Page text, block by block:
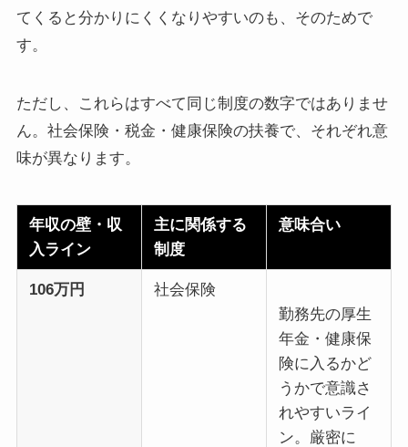
てくると分かりにくくなりやすいのも、そのためで
す。
ただし、これらはすべて同じ制度の数字ではありませ
ん。社会保険・税金・健康保険の扶養で、それぞれ意
味が異なります。
年収の壁・収
入ライン
主に関係する
制度
意味合い
106万円
社会保険
勤務先の厚生
年金・健康保
険に入るかど
うかで意識さ
れやすいライ
ン。厳密に